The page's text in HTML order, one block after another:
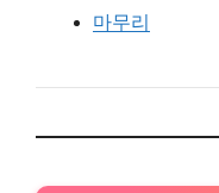
마무리